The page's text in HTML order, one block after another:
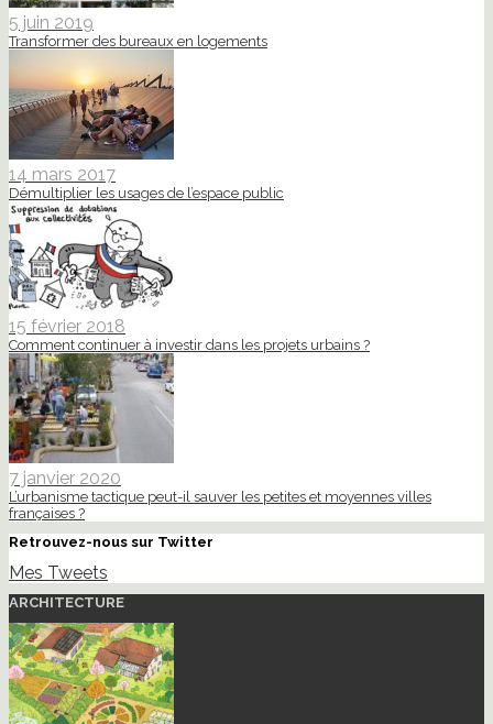
5 juin 2019
Transformer des bureaux en logements
14 mars 2017
Démultiplier les usages de l’espace public
15 février 2018
Comment continuer à investir dans les projets urbains ?
7 janvier 2020
L’urbanisme tactique peut-il sauver les petites et moyennes villes
françaises ?
Retrouvez-nous sur Twitter
Mes Tweets
ARCHITECTURE